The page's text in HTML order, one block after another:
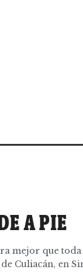
A PIE
mejor que
Culiacán, en